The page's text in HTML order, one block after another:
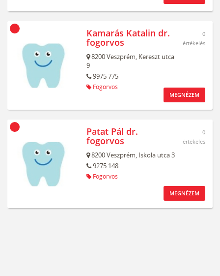
Kamarás Katalin dr.
fogorvos
8200Veszprém, Kereszt utca
9
9975 775
Fogorvos
0
értékelés
MEGNÉZEM
Patat Pál dr.
fogorvos
8200Veszprém, Iskola utca 3
9275 148
Fogorvos
0
értékelés
MEGNÉZEM